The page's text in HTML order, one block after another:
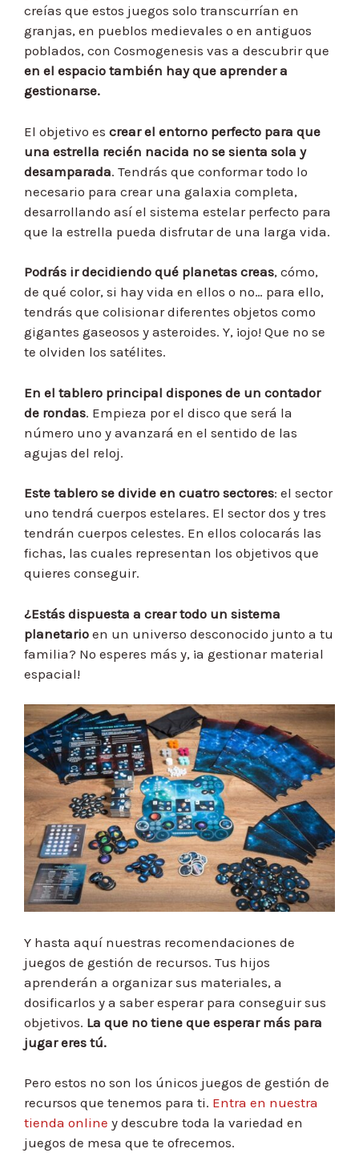
creías que estos juegos solo transcurrían en
granjas, en pueblos medievales o en antiguos
poblados, con Cosmogenesis vas a descubrir que
en el espacio también hay que aprender a
gestionarse.
El objetivo es crear el entorno perfecto para que
una estrella recién nacida no se sienta sola y
desamparada. Tendrás que conformar todo lo
necesario para crear una galaxia completa,
desarrollando así el sistema estelar perfecto para
que la estrella pueda disfrutar de una larga vida.
Podrás ir decidiendo qué planetas creas, cómo,
de qué color, si hay vida en ellos o no… para ello,
tendrás que colisionar diferentes objetos como
gigantes gaseosos y asteroides. Y, ¡ojo! Que no se
te olviden los satélites.
En el tablero principal dispones de un contador
de rondas. Empieza por el disco que será la
número uno y avanzará en el sentido de las
agujas del reloj.
Este tablero se divide en cuatro sectores: el sector
uno tendrá cuerpos estelares. El sector dos y tres
tendrán cuerpos celestes. En ellos colocarás las
fichas, las cuales representan los objetivos que
quieres conseguir.
¿Estás dispuesta a crear todo un sistema
planetario en un universo desconocido junto a tu
familia? No esperes más y, ¡a gestionar material
espacial!
Y hasta aquí nuestras recomendaciones de
juegos de gestión de recursos. Tus hijos
aprenderán a organizar sus materiales, a
dosificarlos y a saber esperar para conseguir sus
objetivos. La que no tiene que esperar más para
jugar eres tú.
Pero estos no son los únicos juegos de gestión de
recursos que tenemos para ti. Entra en nuestra
tienda online y descubre toda la variedad en
juegos de mesa que te ofrecemos.